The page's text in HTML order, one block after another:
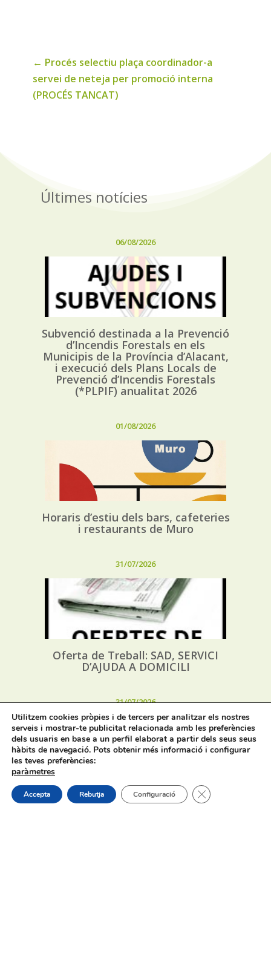
← Procés selectiu plaça coordinador-a
servei de neteja per promoció interna
(PROCÉS TANCAT)
Últimes notícies
06/08/2026
Subvenció destinada a la Prevenció
d’Incendis Forestals en els
Municipis de la Província d’Alacant,
i execució dels Plans Locals de
Prevenció d’Incendis Forestals
(*PLPIF) anualitat 2026
01/08/2026
Horaris d’estiu dels bars, cafeteries
i restaurants de Muro
31/07/2026
Oferta de Treball: SAD, SERVICI
D’AJUDA A DOMICILI
31/07/2026
Procés selectiu 1 plaça tècnic/a de
joventut – torn lliure – oposició
Utilitzem cookies pròpies i de tercers per analitzar els nostres
serveis i mostrar-te publicitat relacionada amb les preferències
dels usuaris en base a un perfil elaborat a partir dels seus seus
hàbits de navegació. Pots obtenir més informació i configurar
les teves preferències:
paràmetres
Accepta Rebutja Configuració Tanca el bàner de